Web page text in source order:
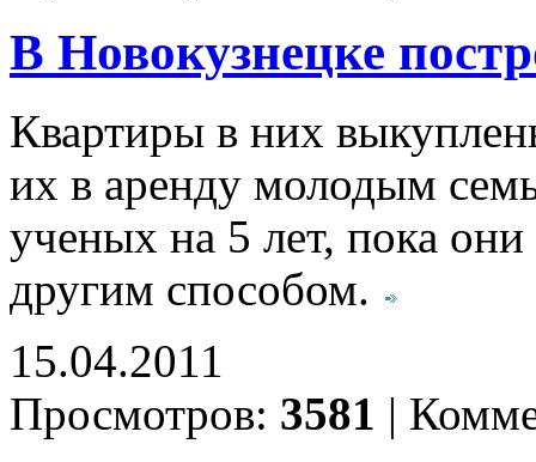
В Новокузнецке
Квартиры в них
их в аренду молодым
ученых на 5 лет, пока
другим способом.
15.04.2011
Просмотров: 3581 |